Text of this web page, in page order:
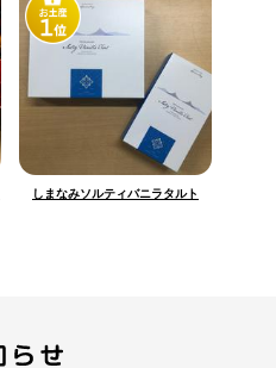
しまなみソルティバニラタルト